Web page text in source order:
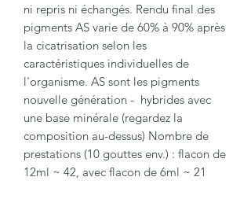
ni repris ni échangés. Rendu final des
pigments AS varie de 60% à 90% après
la cicatrisation selon les
caractéristiques individuelles de
l'organisme. AS sont les pigments
nouvelle génération - hybrides avec
une base minérale (regardez la
composition au-dessus) Nombre de
prestations (10 gouttes env.) : flacon de
12ml ~ 42, avec flacon de 6ml ~ 21